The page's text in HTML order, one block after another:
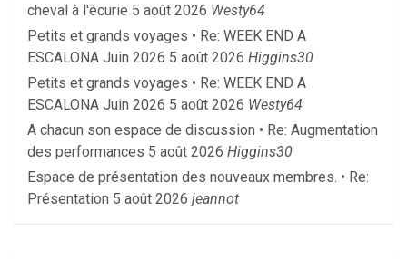
cheval à l'écurie 5 août 2026 Westy64
Petits et grands voyages • Re: WEEK END A
ESCALONA Juin 2026 5 août 2026 Higgins30
Petits et grands voyages • Re: WEEK END A
ESCALONA Juin 2026 5 août 2026 Westy64
A chacun son espace de discussion • Re: Augmentation
des performances 5 août 2026 Higgins30
Espace de présentation des nouveaux membres. • Re:
Présentation 5 août 2026 jeannot